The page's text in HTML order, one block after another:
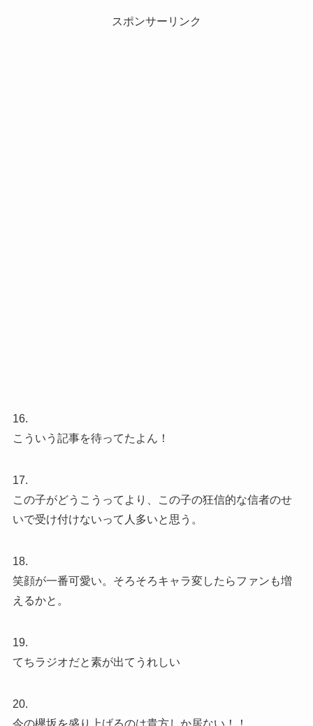
スポンサーリンク
16.
こういう記事を待ってたよん！
17.
この子がどうこうってより、この子の狂信的な信者のせ
いで受け付けないって人多いと思う。
18.
笑顔が一番可愛い。そろそろキャラ変したらファンも増
えるかと。
19.
てちラジオだと素が出てうれしい
20.